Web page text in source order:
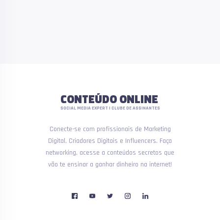
CONTEÚDO ONLINE
SOCIAL MEDIA EXPERT | CLUBE DE ASSINANTES
Conecte-se com profissionais de Marketing
Digital, Criadores Digitais e Influencers. Faça
networking, acesse a conteúdos secretos que
vão te ensinar a ganhar dinheiro na internet!